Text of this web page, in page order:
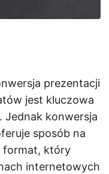
prezentacji
jest kluczowa
Jednak konwersja
sposób na
format, który
internetowych